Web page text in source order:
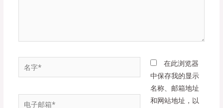
字
电
在此浏览器
中保存我的显示
名称、邮箱地址
和网站地址，以